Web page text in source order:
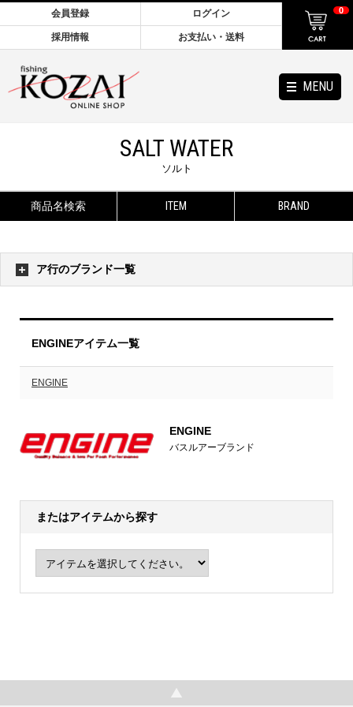
MENU
会員登録 ログイン
採用情報 お支払い・送料
0
SALT WATER
ソルト
商品名検索 ITEM BRAND
ア行のブランド一覧
ENGINEアイテム一覧
ENGINE
ENGINE
バスルアーブランド
またはアイテムから探す